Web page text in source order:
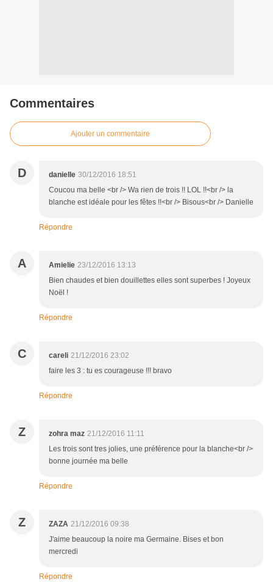
Commentaires
Ajouter un commentaire
D danielle 30/12/2016 18:51
Coucou ma belle <br /> Wa rien de trois !! LOL !!<br /> la
blanche est idéale pour les fêtes !!<br /> Bisous<br /> Danielle
Répondre
A Amielie 23/12/2016 13:13
Bien chaudes et bien douillettes elles sont superbes ! Joyeux
Noël !
Répondre
C careli 21/12/2016 23:02
faire les 3 : tu es courageuse !!! bravo
Répondre
Z zohra maz 21/12/2016 11:11
Les trois sont tres jolies, une préférence pour la blanche<br />
bonne journée ma belle
Répondre
Z ZAZA 21/12/2016 09:38
J'aime beaucoup la noire ma Germaine. Bises et bon
mercredi
Répondre